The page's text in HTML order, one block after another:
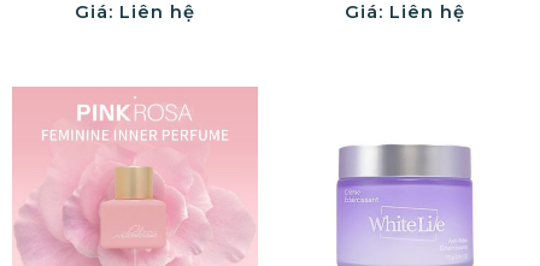
Giá: Liên hệ Giá: Liên hệ